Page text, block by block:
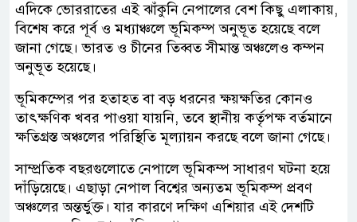
এদিকে ভোররাতের এই ঝাঁকুনি নেপালের বেশ কিছু এলাকায়,
বিশেষ করে পূর্ব ও মধ্যাঞ্চলে ভূমিকম্প অনুভূত হয়েছে বলে
জানা গেছে। ভারত ও চীনের তিব্বত সীমান্ত অঞ্চলেও কম্পন
অনুভূত হয়েছে।
ভূমিকম্পের পর হতাহত বা বড় ধরনের ক্ষয়ক্ষতির কোনও
তাৎক্ষণিক খবর পাওয়া যায়নি, তবে স্থানীয় কর্তৃপক্ষ বর্তমানে
ক্ষতিগ্রস্ত অঞ্চলের পরিস্থিতি মূল্যায়ন করছে বলে জানা গেছে।
সাম্প্রতিক বছরগুলোতে নেপালে ভূমিকম্প সাধারণ ঘটনা হয়ে
দাঁড়িয়েছে। এছাড়া নেপাল বিশ্বের অন্যতম ভূমিকম্প প্রবণ
অঞ্চলের অন্তর্ভুক্ত। যার কারণে দক্ষিণ এশিয়ার এই দেশটি